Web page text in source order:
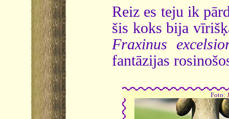
Reiz es teju ik
šis koks bija
Fraxinus
fantāzijas
Foto: